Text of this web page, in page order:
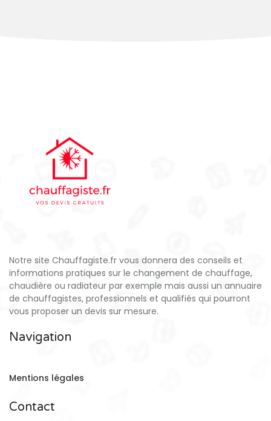
Notre site Chauffagiste.fr vous donnera des conseils et
informations pratiques sur le changement de chauffage,
chaudière ou radiateur par exemple mais aussi un annuaire
de chauffagistes, professionnels et qualifiés qui pourront
vous proposer un devis sur mesure.
Navigation
Mentions légales
Contact